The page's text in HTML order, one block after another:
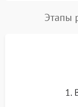
Этапы
1.